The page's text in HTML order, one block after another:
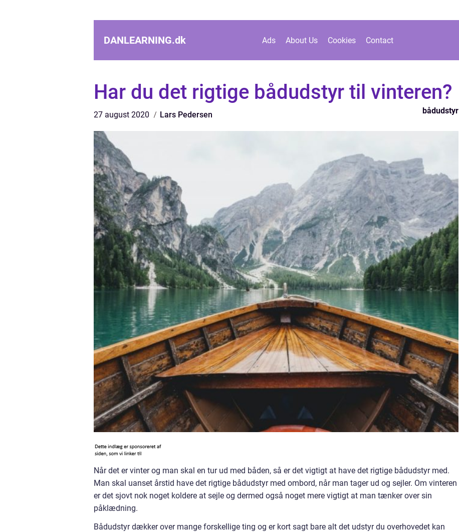
DANLEARNING.dk Ads About Us Cookies Contact
Har du det rigtige bådudstyr til vinteren?
27 august 2020 Lars Pedersen bådudstyr
Når det er vinter og man skal en tur ud med båden, så er det vigtigt at have det rigtige bådudstyr med.
Man skal uanset årstid have det rigtige bådudstyr med ombord, når man tager ud og sejler. Om vinteren
er det sjovt nok noget koldere at sejle og dermed også noget mere vigtigt at man tænker over sin
påklædning.
Bådudstyr dækker over mange forskellige ting og er kort sagt bare alt det udstyr du overhovedet kan